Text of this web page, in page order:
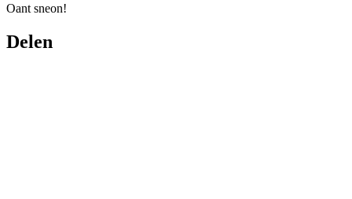
Oant sneon!
Delen